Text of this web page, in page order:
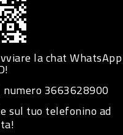
la chat WhatsApp
3663628900
sul tuo telefonino ad